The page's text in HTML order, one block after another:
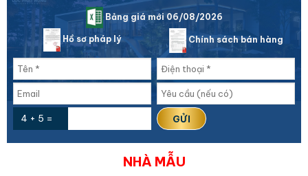
Bảng giá mới 06/08/2026
Hồ sơ pháp lý Chính sách bán hàng
4 + 5 =
NHÀ MẪU